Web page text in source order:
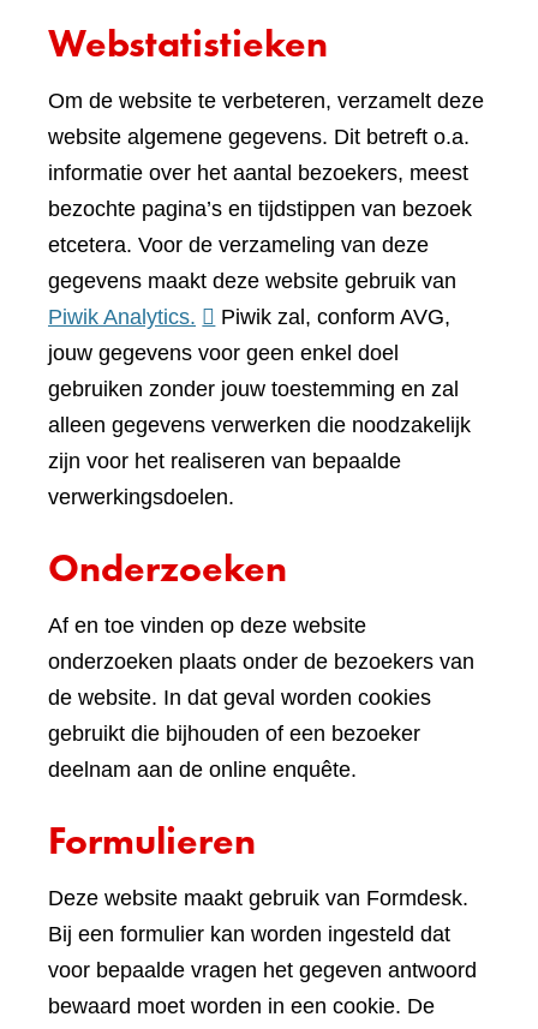
Webstatistieken
Om de website te verbeteren, verzamelt deze
website algemene gegevens. Dit betreft o.a.
informatie over het aantal bezoekers, meest
bezochte pagina’s en tijdstippen van bezoek
etcetera. Voor de verzameling van deze
gegevens maakt deze website gebruik van
Piwik Analytics. (verwijst
naar
een
andere
website)
Piwik zal, conform AVG,
jouw gegevens voor geen enkel doel
gebruiken zonder jouw toestemming en zal
alleen gegevens verwerken die noodzakelijk
zijn voor het realiseren van bepaalde
verwerkingsdoelen.
Onderzoeken
Af en toe vinden op deze website
onderzoeken plaats onder de bezoekers van
de website. In dat geval worden cookies
gebruikt die bijhouden of een bezoeker
deelnam aan de online enquête.
Formulieren
Deze website maakt gebruik van Formdesk.
Bij een formulier kan worden ingesteld dat
voor bepaalde vragen het gegeven antwoord
bewaard moet worden in een cookie. De